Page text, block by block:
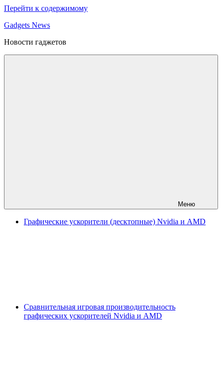
Перейти к содержимому
Gadgets News
Новости гаджетов
Меню
Графические ускорители (десктопные) Nvidia и AMD
Сравнительная игровая производительность
графических ускорителей Nvidia и AMD